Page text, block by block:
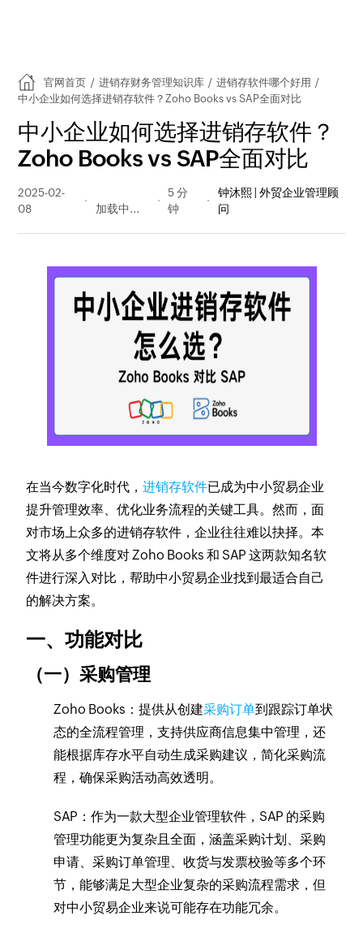
官网首页 / 进销存财务管理知识库 / 进销存软件哪个好用 /
中小企业如何选择进销存软件？Zoho Books vs SAP全面对比
中小企业如何选择进销存软件？
Zoho Books vs SAP全面对比
2025-02-
08
量
5 分
钟
钟沐熙 | 外贸企业管理顾
问
在当今数字化时代，进销存软件已成为中小贸易企业
提升管理效率、优化业务流程的关键工具。然而，面
对市场上众多的进销存软件，企业往往难以抉择。本
文将从多个维度对 Zoho Books 和 SAP 这两款知名软
件进行深入对比，帮助中小贸易企业找到最适合自己
的解决方案。
一、功能对比
（一）采购管理
Zoho Books：提供从创建采购订单到跟踪订单状
态的全流程管理，支持供应商信息集中管理，还
能根据库存水平自动生成采购建议，简化采购流
程，确保采购活动高效透明。
SAP：作为一款大型企业管理软件，SAP 的采购
管理功能更为复杂且全面，涵盖采购计划、采购
申请、采购订单管理、收货与发票校验等多个环
节，能够满足大型企业复杂的采购流程需求，但
对中小贸易企业来说可能存在功能冗余。